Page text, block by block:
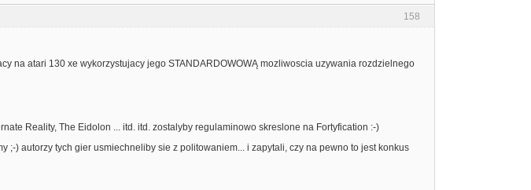
158
na atari 130 xe wykorzystujacy jego STANDARDOWOWĄ mozliwoscia uzywania rozdzielnego
Reality, The Eidolon ... itd. itd. zostalyby regulaminowo skreslone na Fortyfication :-)
;-) autorzy tych gier usmiechneliby sie z politowaniem... i zapytali, czy na pewno to jest konkus